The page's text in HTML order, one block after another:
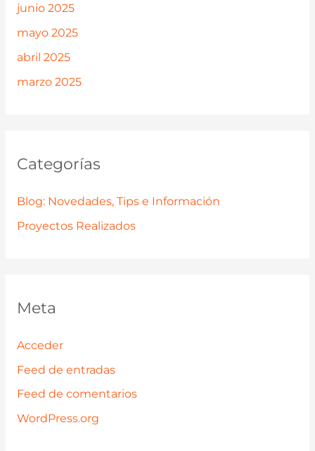
junio 2025
mayo 2025
abril 2025
marzo 2025
Categorías
Blog: Novedades, Tips e Información
Proyectos Realizados
Meta
Acceder
Feed de entradas
Feed de comentarios
WordPress.org